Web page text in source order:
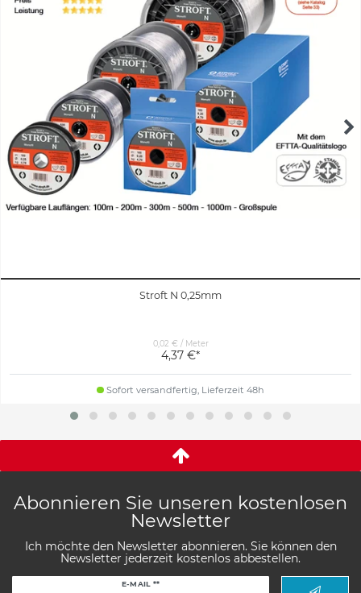
Stroft N 0,25mm
0,02 € / Meter
4,37 €*
Sofort versandfertig, Lieferzeit 48h
Abonnieren Sie unseren kostenlosen
Newsletter
Ich möchte den Newsletter abonnieren. Sie können den
Newsletter jederzeit kostenlos abbestellen.
E-MAIL **